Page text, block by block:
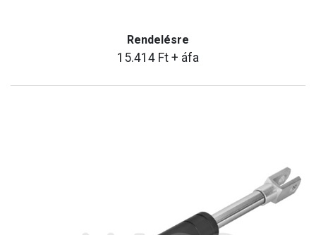
Rendelésre
15.414 Ft + áfa